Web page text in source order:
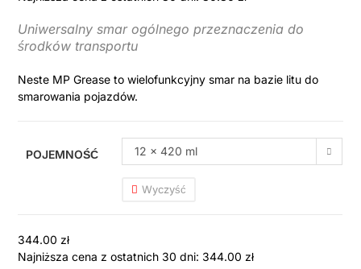
Uniwersalny smar ogólnego przeznaczenia do
środków transportu
Neste MP Grease to wielofunkcyjny smar na bazie litu do
smarowania pojazdów.
POJEMNOŚĆ 12 x 420 ml
Wyczyść
344.00 zł
Najniższa cena z ostatnich 30 dni: 344.00 zł